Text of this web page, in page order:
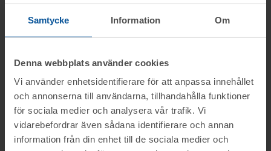
Samtycke Information Om
Denna webbplats använder cookies
Vi använder enhetsidentifierare för att anpassa innehållet
och annonserna till användarna, tillhandahålla funktioner
för sociala medier och analysera vår trafik. Vi
vidarebefordrar även sådana identifierare och annan
information från din enhet till de sociala medier och
AVSLUTAD
6
Avslutad 9/6 09:20
Moms: 25% tillkommer
Tryckluftsvinda
Aerfast
Östersund
Slutpris:
550 kr Tomminen
Se mer info